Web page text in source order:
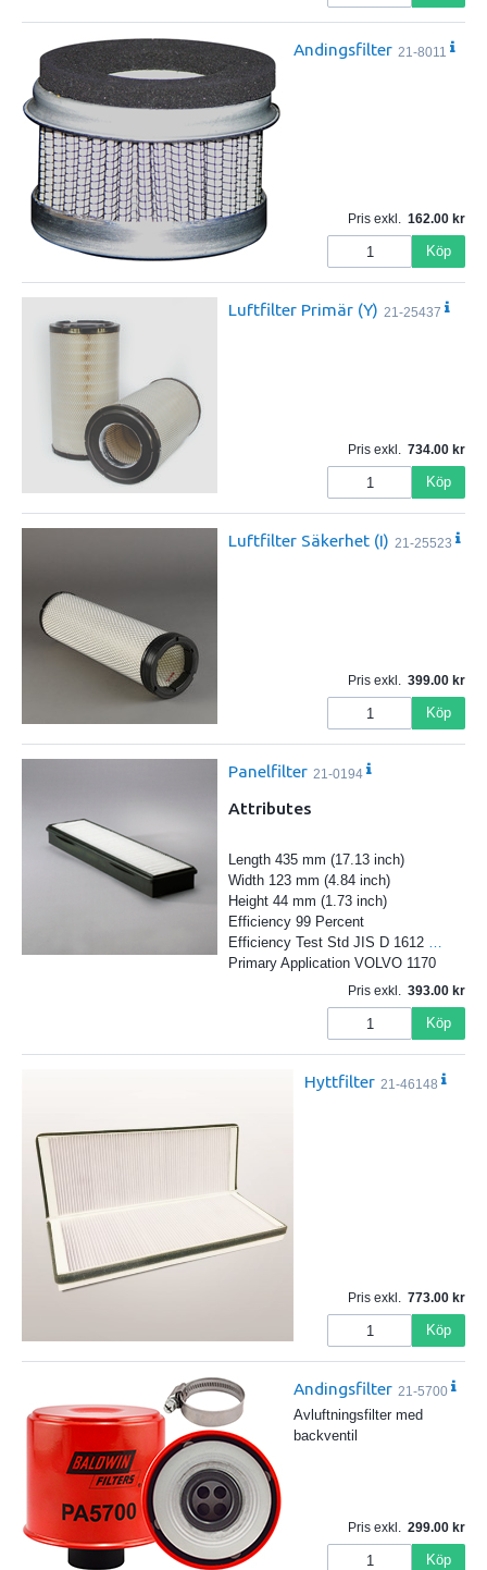
Andingsfilter 21-8011
Pris exkl. 162.00
Köp
Luftfilter Primär (Y) 21-25437
Pris exkl. 734.00
Köp
Luftfilter Säkerhet (I) 21-25523
Pris exkl. 399.00
Köp
Panelfilter 21-0194
Attributes
Length 435 mm (17.13 inch)
Width 123 mm (4.84 inch)
Height 44 mm (1.73 inch)
Efficiency 99 Percent
Efficiency Test Std JIS D 1612 …
Primary Application VOLVO 1170
Pris exkl. 393.00
Köp
Hyttfilter 21-46148
Pris exkl. 773.00
Köp
Andingsfilter 21-5700
Avluftningsfilter med
backventil
Pris exkl. 299.00
Köp